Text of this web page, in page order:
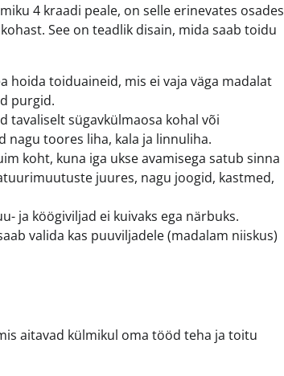
4 kraadi peale, on selle erinevates osades
See on teadlik disain, mida saab toidu
hoida toiduaineid, mis ei vaja väga madalat
purgid.
tavaliselt sügavkülmaosa kohal või
nagu toores liha, kala ja linnuliha.
koht, kuna iga ukse avamisega satub sinna
juures, nagu joogid, kastmed,
ja köögiviljad ei kuivaks ega närbuks.
valida kas puuviljadele (madalam niiskus)
aitavad külmikul oma tööd teha ja toitu